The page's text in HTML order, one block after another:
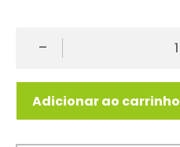
-
Adicionar ao carrinho